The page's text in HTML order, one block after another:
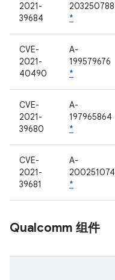
2021-
39684
203250788
*
CVE-
2021-
40490
A-
199579676
*
CVE-
2021-
39680
A-
197965864
*
CVE-
2021-
39681
A-
200251074
*
Qualcomm 组件